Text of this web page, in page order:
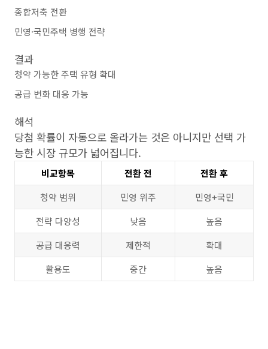
종합저축 전환
민영·국민주택 병행 전략
결과
청약 가능한 주택 유형 확대
공급 변화 대응 가능
해석
당첨 확률이 자동으로 올라가는 것은 아니지만 선택 가
능한 시장 규모가 넓어집니다.
비교항목 전환 전
전환 후
청약 범위
민영 위주
민영+국민
전략 다양성
낮음
높음
공급 대응력
제한적
확대
활용도
중간 높음